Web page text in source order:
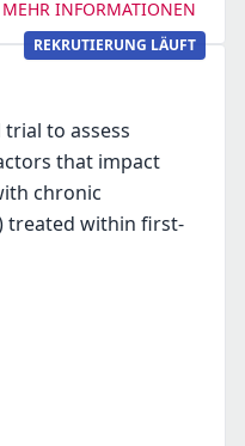
MEHR INFORMATIONEN
REKRUTIERUNG LÄUFT
to assess
that impact
chronic
treated within first-